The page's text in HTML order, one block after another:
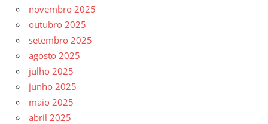
novembro 2025
outubro 2025
setembro 2025
agosto 2025
julho 2025
junho 2025
maio 2025
abril 2025